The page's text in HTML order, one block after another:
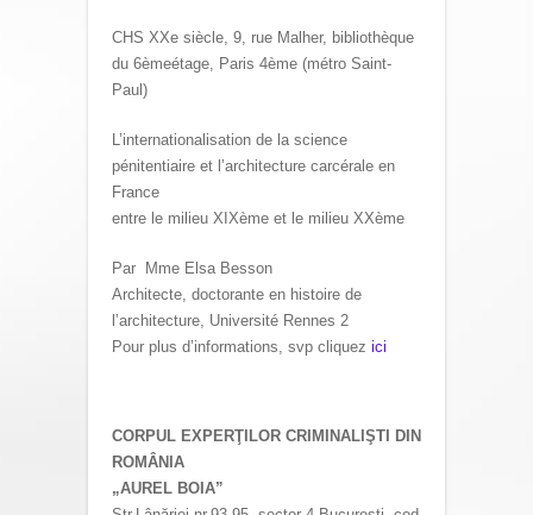
CHS XXe siècle, 9, rue Malher, bibliothèque
du 6èmeétage, Paris 4ème (métro Saint-
Paul)
L’internationalisation de la science
pénitentiaire et l’architecture carcérale en
France
entre le milieu XIXème et le milieu XXème
Par Mme Elsa Besson
Architecte, doctorante en histoire de
l’architecture, Université Rennes 2
Pour plus d’informations, svp cliquez ici
CORPUL EXPERŢILOR CRIMINALIŞTI DIN
ROMÂNIA
„AUREL BOIA”